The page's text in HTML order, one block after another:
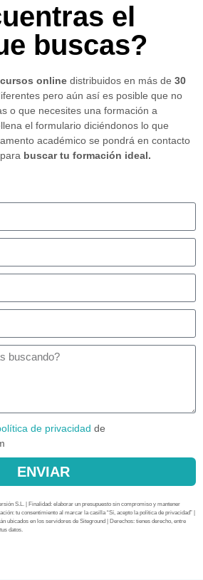
el
buscas?
online distribuidos en más de 30
pero aún así es posible que no
o que necesites una formación a
el formulario diciéndonos lo que
académico se pondrá en contacto
buscar tu formación ideal.
de privacidad de
ENVIAR
S.L. | Finalidad: elaborar un presupuesto sin compromiso y mantener
tu consentimiento al marcar la casilla “Sí, acepto la política de privacidad” |
ubicados en los servidores de Siteground | Derechos: tienes derecho, entre
datos.